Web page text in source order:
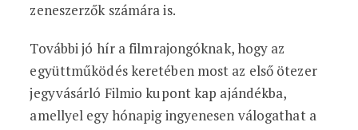
zeneszerzők számára is.
További jó hír a filmrajongóknak, hogy az
együttműködés keretében most az első ötezer
jegyvásárló Filmio kupont kap ajándékba,
amellyel egy hónapig ingyenesen válogathat a